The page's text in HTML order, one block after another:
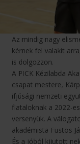
Az mindig nagy
kérnek fel valakit
is dolgozzon.
A PICK Kézilabda
csapat mestere,
ifjúsági nemzeti
fiataloknak a 2022-
versenyük. A
akadémista Füstös
És a jóból kijutott